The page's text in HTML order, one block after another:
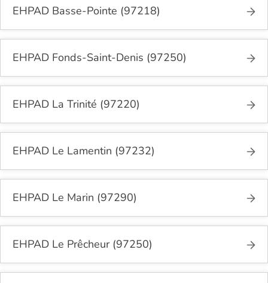
EHPAD Basse-Pointe (97218)
EHPAD Fonds-Saint-Denis (97250)
EHPAD La Trinité (97220)
EHPAD Le Lamentin (97232)
EHPAD Le Marin (97290)
EHPAD Le Prêcheur (97250)